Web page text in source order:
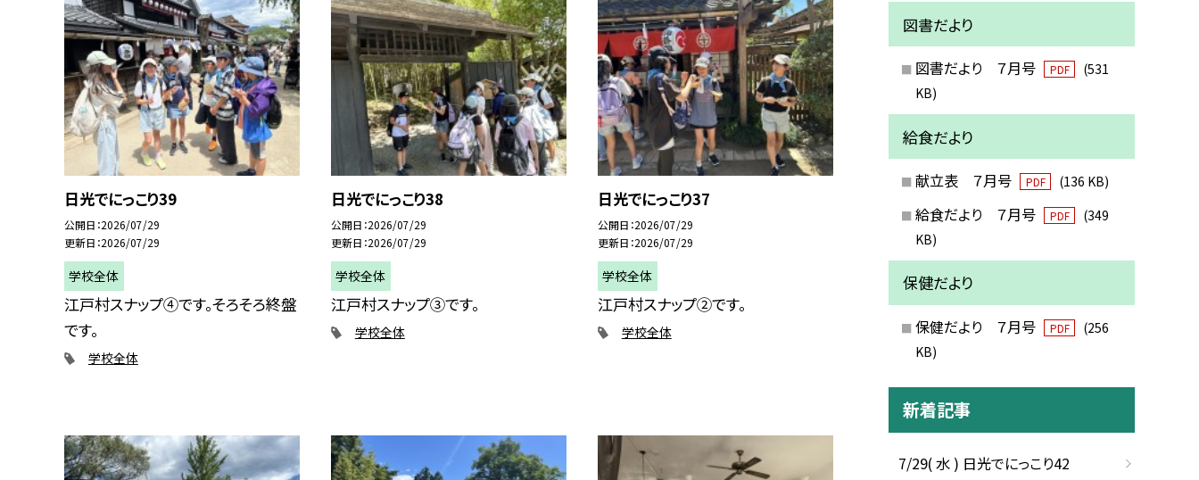
日光でにっこり39
公開日 2026/07/29
更新日 2026/07/29
学校全体
江戸村スナップ④です。そろそろ終盤
です。
学校全体
日光でにっこり38
公開日 2026/07/29
更新日 2026/07/29
学校全体
江戸村スナップ③です。
学校全体
日光でにっこり37
公開日 2026/07/29
更新日 2026/07/29
学校全体
江戸村スナップ②です。
学校全体
図書だより
図書だより ７月号 PDF
(531
KB)
給食だより
献立表 ７月号 PDF (136 KB)
給食だより ７月号 PDF
(349
KB)
保健だより
保健だより ７月号 PDF
(256
KB)
新着記事
7/29( 水 ) 日光でにっこり42